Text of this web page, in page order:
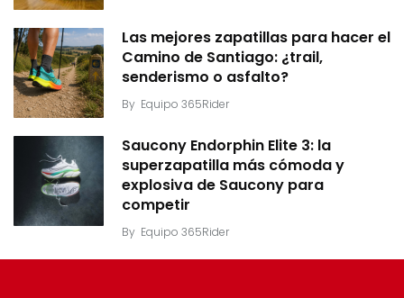
Las mejores zapatillas para hacer el
Camino de Santiago: ¿trail,
senderismo o asfalto?
By Equipo 365Rider
Saucony Endorphin Elite 3: la
superzapatilla más cómoda y
explosiva de Saucony para
competir
By Equipo 365Rider